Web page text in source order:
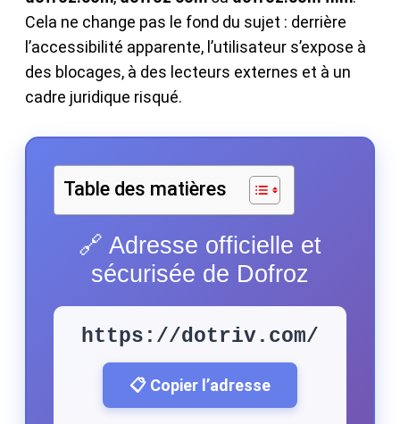
Cela ne change pas le fond du sujet : derrière
l’accessibilité apparente, l’utilisateur s’expose à
des blocages, à des lecteurs externes et à un
cadre juridique risqué.
Table des matières
🔗 Adresse officielle et
sécurisée de Dofroz
https://dotriv.com/
📋 Copier l’adresse